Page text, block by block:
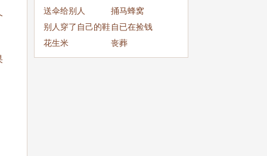
送伞给别人
捅马蜂窝
别人穿了自己的鞋
子
自已在捡钱
花生米
丧葬